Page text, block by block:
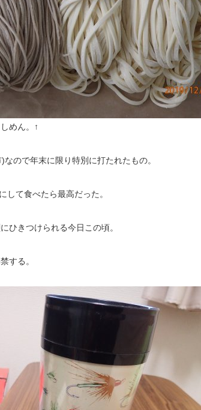
めん。↑
ので年末に限り特別に打たれたもの。
して食べたら最高だった。
ひきつけられる今日この頃。
する。